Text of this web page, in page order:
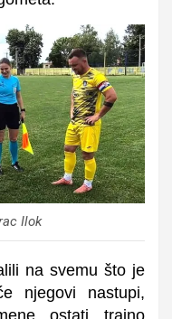
Ilok
na svemu što je
njegovi nastupi,